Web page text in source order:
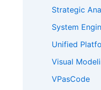
Strategic
System
Unified
Visual
VPasCode